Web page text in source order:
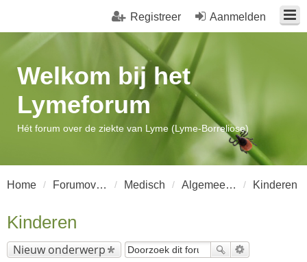
Aanmelden
Registreer
Welkom bij het
Lymeforum
Hét forum over de ziekte van Lyme (Lyme-Borreliose)
Home Forumoverzicht Medisch Algemeen Lyme-Borreliose Kinderen
Kinderen
Nieuw onderwerp